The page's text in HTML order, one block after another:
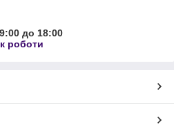
до 18:00
роботи